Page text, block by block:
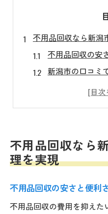
不用品回収なら新潟
不用品回収の安
新潟市の口コミ
無料で使える不
新潟市のゴミ処分
不用品回収と粗
口コミで選ぶゴ
不用品回収セン
不用品回収なら
理を実現
不用品回収の安さと便利
不用品回収の費用を抑え